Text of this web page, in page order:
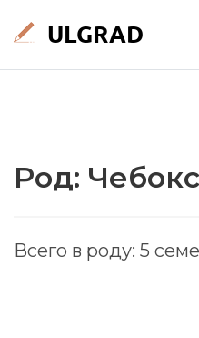
Род:
Всего в роду: 5